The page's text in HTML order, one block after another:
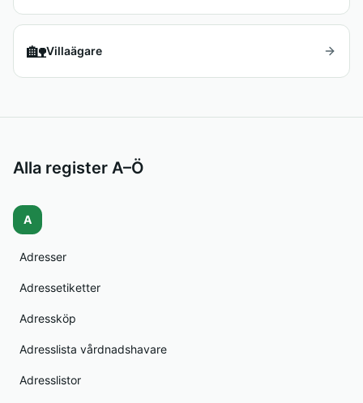
🏡Villaägare
Alla register A–Ö
A
Adresser
Adressetiketter
Adressköp
Adresslista vårdnadshavare
Adresslistor